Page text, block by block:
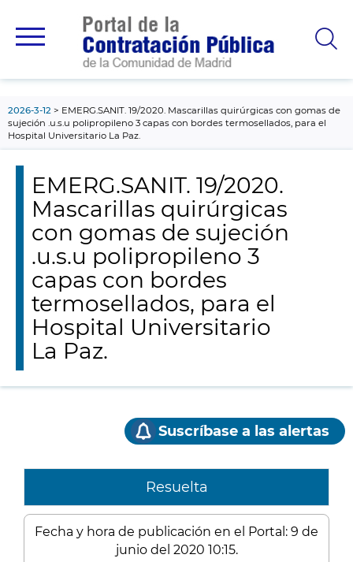
principal
2026-3-12
EMERG.SANIT. 19/2020. Mascarillas quirúrgicas con gomas de
sujeción .u.s.u polipropileno 3 capas con bordes termosellados, para el
Hospital Universitario La Paz.
EMERG.SANIT. 19/2020.
Mascarillas quirúrgicas
con gomas de sujeción
.u.s.u polipropileno 3
capas con bordes
termosellados, para el
Hospital Universitario
La Paz.
Suscríbase a las alertas
Resuelta
Fecha y hora de publicación en el Portal: 9 de
junio del 2020 10:15.